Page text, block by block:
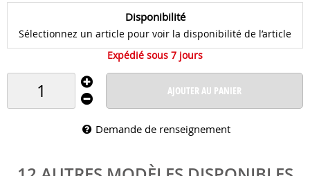
Disponibilité
Sélectionnez un article pour voir la disponibilité de l’article
Expédié sous 7 jours
AJOUTER AU PANIER
Demande de renseignement